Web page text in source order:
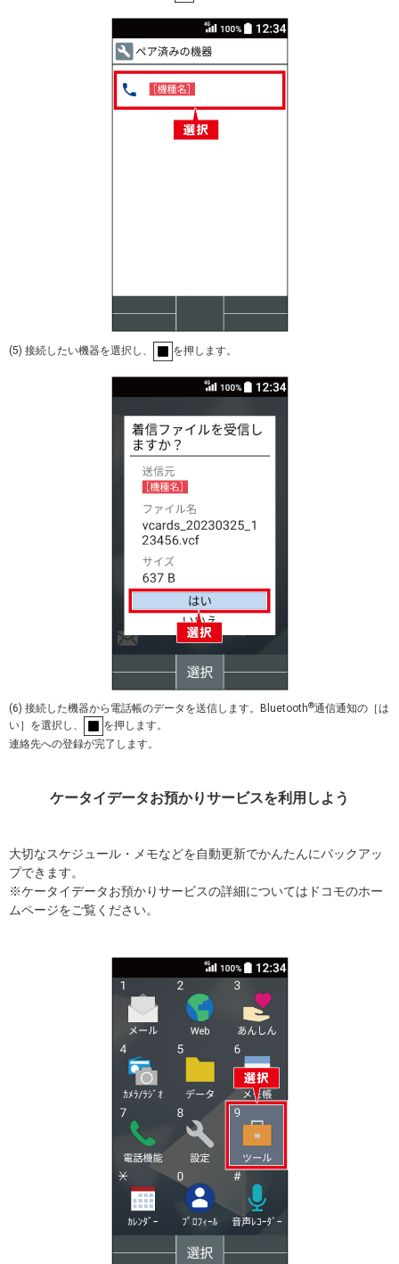
(5) 接続したい機器を選択し、 を押します。
(6) 接続した機器から電話帳のデータを送信します。Bluetooth®通信通知の［は
い］を選択し、
を押します。
連絡先への登録が完了します。
ケータイデータお預かりサービスを利用しよう
大切なスケジュール・メモなどを自動更新でかんたんにバックアッ
プできます。
※ケータイデータお預かりサービスの詳細についてはドコモのホー
ムページをご覧ください。